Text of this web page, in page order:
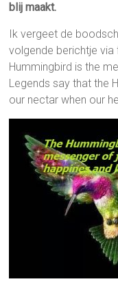
blij maakt.
Ik vergeet de
volgende berichtje
Hummingbird is the
Legends say that the
our nectar when our